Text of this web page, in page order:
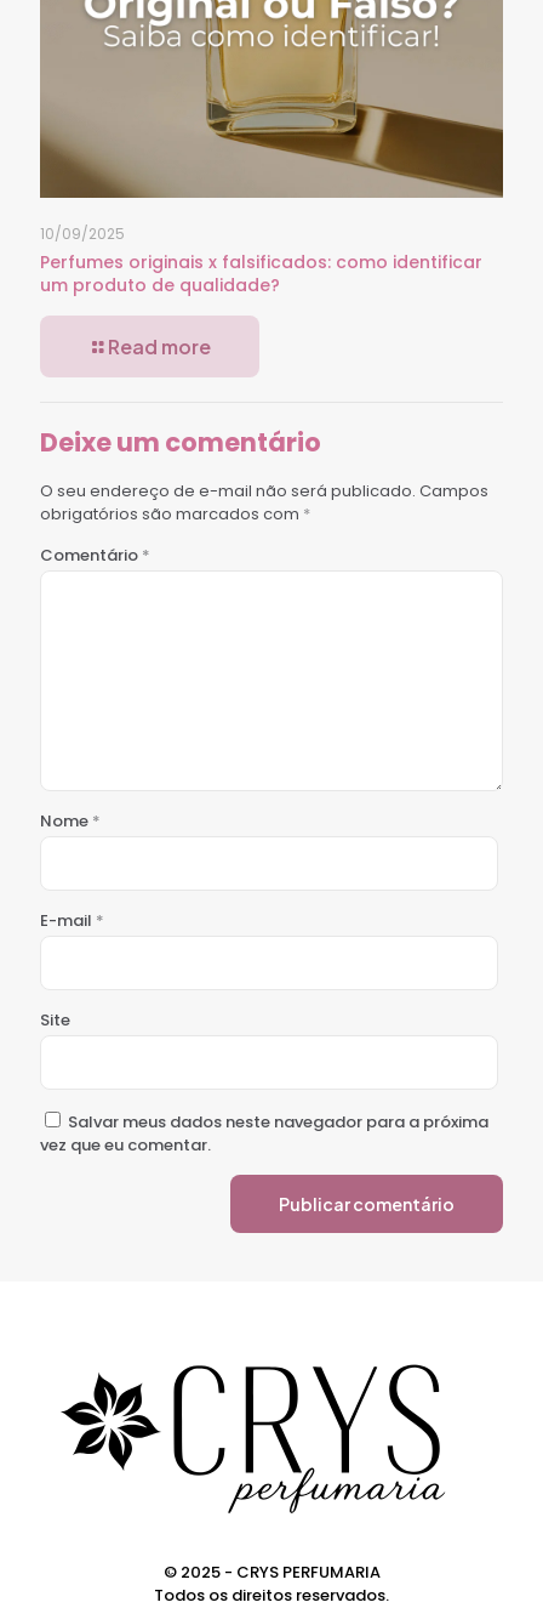
10/09/2025
Perfumes originais x falsificados: como identificar
um produto de qualidade?
Read more
Deixe um comentário
O seu endereço de e-mail não será publicado. Campos
obrigatórios são marcados com *
Comentário *
Nome *
E-mail *
Site
Salvar meus dados neste navegador para a próxima
vez que eu comentar.
© 2025 - CRYS PERFUMARIA
Todos os direitos reservados.